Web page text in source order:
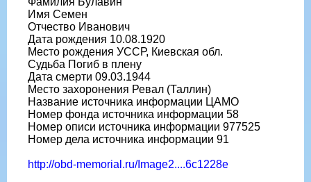
Имя Семен
Отчество Иванович
Дата рождения 10.08.1920
Место рождения УССР, Киевская обл.
Судьба Погиб в плену
Дата смерти 09.03.1944
Место захоронения Ревал (Таллин)
Название источника информации ЦАМО
Номер фонда источника информации 58
Номер описи источника информации 977525
Номер дела источника информации 91
http://obd-memorial.ru/Image2....6c1228e